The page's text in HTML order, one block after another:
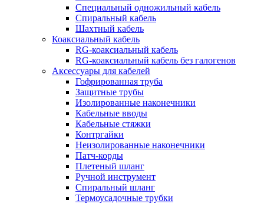
Специальный одножильный кабель
Спиральный кабель
Шахтный кабель
Коаксиальный кабель
RG-коаксиальный кабель
RG-коаксиальный кабель без галогенов
Аксессуары для кабелей
Гофрированная труба
Защитные трубы
Изолированные наконечники
Кабельные вводы
Кабельные стяжки
Контргайки
Неизолированные наконечники
Патч-корды
Плетеный шланг
Ручной инструмент
Спиральный шланг
Термоусадочные трубки